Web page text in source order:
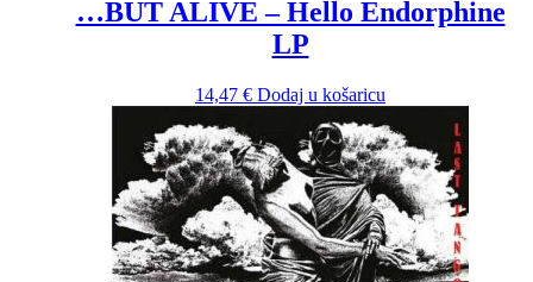
…BUT ALIVE – Hello Endorphine
LP
14,47 € Dodaj u košaricu